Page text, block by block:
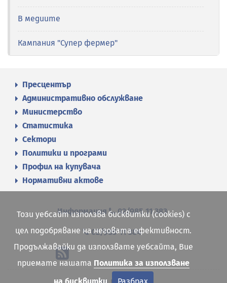
В медиите
Кампания "Супер фермер"
Пресцентър
Административно обслужване
Министерство
Статистика
Сектори
Политики и програми
Профил на купувача
Нормативни актове
Информация 02/985 11 383
02/985 11 384
Карта на сайта
Този уебсайт използва бисквитки (cookies) с
цел подобряване на неговата ефективност.
Продължавайки да използвате уебсайта, Вие
приемате нашата Политика за използване